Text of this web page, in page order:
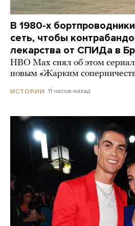
В 1980-х
сеть, чтобы
лекарства от СПИДа в
HBO Max снял об этом
новым «Жарким
ИСТОРИИ 11 часов назад